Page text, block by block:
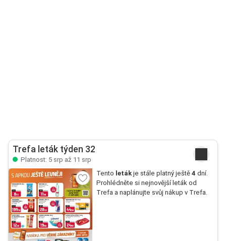
Trefa leták týden 32
Platnost: 5 srp až 11 srp
Tento letákje stále platný ještě 4 dní.
Prohlédněte si nejnovější leták od
Trefa a naplánujte svůj nákup v Trefa.